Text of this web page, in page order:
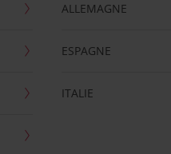
ALLEMAGNE
ESPAGNE
ITALIE